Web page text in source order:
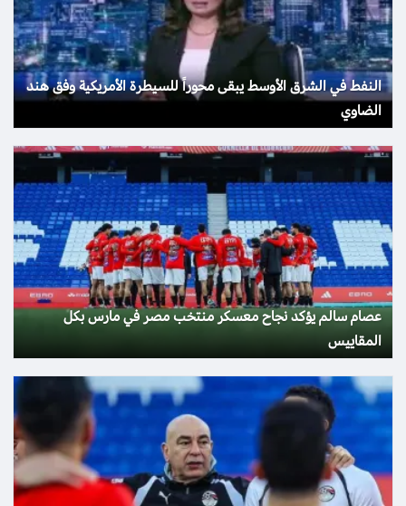
النفط في الشرق الأوسط يبقى محوراً للسيطرة الأمريكية وفق هند
الضاوي
عصام سالم يؤكد نجاح معسكر منتخب مصر في مارس بكل
المقاييس